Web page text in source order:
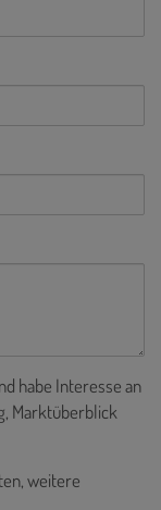
habe Interesse an
Marktüberblick
weitere